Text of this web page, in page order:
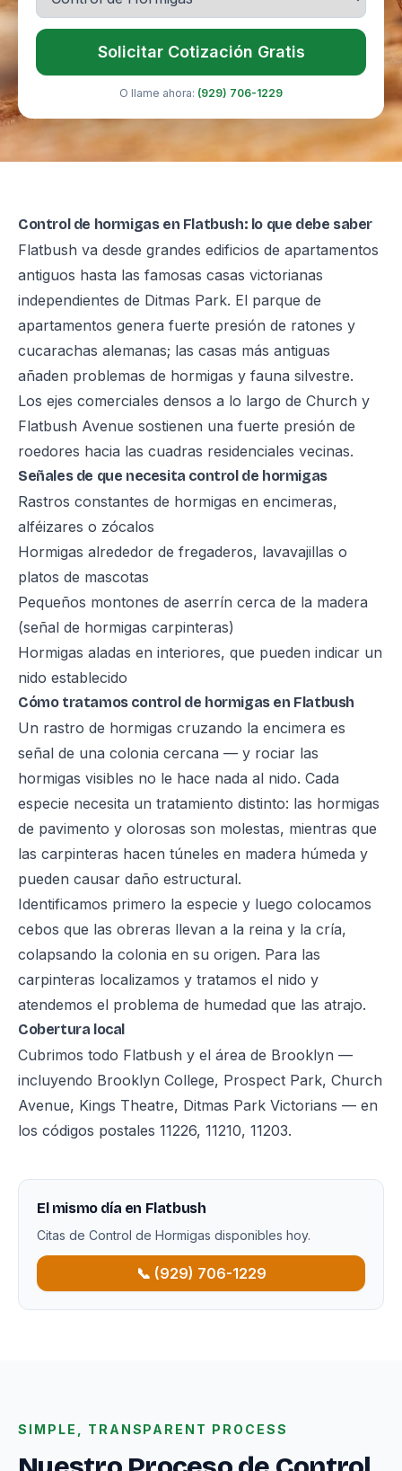
Solicitar Cotización Gratis
O llame ahora: (929) 706-1229
Control de hormigas en Flatbush: lo que debe saber
Flatbush va desde grandes edificios de apartamentos
antiguos hasta las famosas casas victorianas
independientes de Ditmas Park. El parque de
apartamentos genera fuerte presión de ratones y
cucarachas alemanas; las casas más antiguas
añaden problemas de hormigas y fauna silvestre.
Los ejes comerciales densos a lo largo de Church y
Flatbush Avenue sostienen una fuerte presión de
roedores hacia las cuadras residenciales vecinas.
Señales de que necesita control de hormigas
Rastros constantes de hormigas en encimeras,
alféizares o zócalos
Hormigas alrededor de fregaderos, lavavajillas o
platos de mascotas
Pequeños montones de aserrín cerca de la madera
(señal de hormigas carpinteras)
Hormigas aladas en interiores, que pueden indicar un
nido establecido
Cómo tratamos control de hormigas en Flatbush
Un rastro de hormigas cruzando la encimera es
señal de una colonia cercana — y rociar las
hormigas visibles no le hace nada al nido. Cada
especie necesita un tratamiento distinto: las hormigas
de pavimento y olorosas son molestas, mientras que
las carpinteras hacen túneles en madera húmeda y
pueden causar daño estructural.
Identificamos primero la especie y luego colocamos
cebos que las obreras llevan a la reina y la cría,
colapsando la colonia en su origen. Para las
carpinteras localizamos y tratamos el nido y
atendemos el problema de humedad que las atrajo.
Cobertura local
Cubrimos todo Flatbush y el área de Brooklyn —
incluyendo Brooklyn College, Prospect Park, Church
Avenue, Kings Theatre, Ditmas Park Victorians — en
los códigos postales 11226, 11210, 11203.
El mismo día en Flatbush
Citas de Control de Hormigas disponibles hoy.
📞 (929) 706-1229
SIMPLE, TRANSPARENT PROCESS